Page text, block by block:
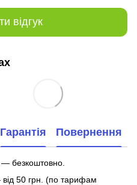
відгук
Гарантія Повернення
безкоштовно.
50 грн. (по тарифам